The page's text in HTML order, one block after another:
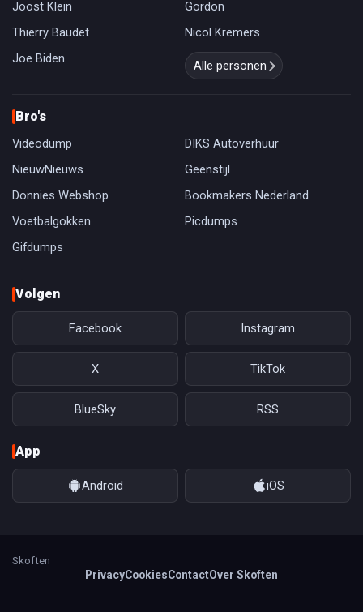
Joost Klein
Gordon
Thierry Baudet
Nicol Kremers
Joe Biden
Alle personen
Bro's
Videodump
DIKS Autoverhuur
NieuwNieuws
Geenstijl
Donnies Webshop
Bookmakers Nederland
Voetbalgokken
Picdumps
Gifdumps
Volgen
Facebook Instagram
X TikTok
BlueSky RSS
App
Android iOS
Skoften
PrivacyCookiesContactOver Skoften